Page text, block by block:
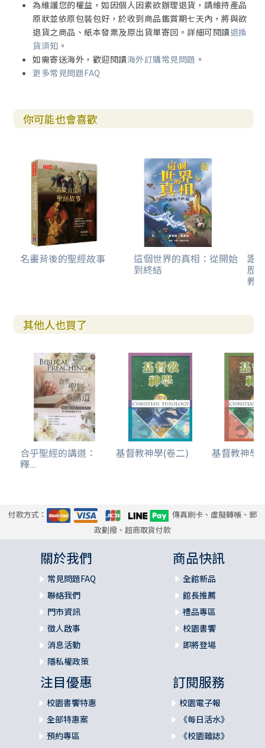
為維護您的權益，如因個人因素欲辦理退貨，請維持產品
原狀並依原包裝包好，於收到商品鑑賞期七天內，將與欲
退貨之商品、紙本發票及原出貨單寄回。詳細可閱讀退換
貨須知 。
如需寄送海外，歡迎閱讀海外訂購常見問題 。
更多常見問題FAQ
你可能也會喜歡
名畫背後的聖經故事 這個世界的真相：從開始
到終結
跟
歷
教
其他人也買了
合乎聖經的講道：
釋...
基督教神學(卷二) 基督教神學
付款方式：
傳真刷卡、虛擬轉帳、郵
政劃撥、超商取貨付款
關於我們
常見問題FAQ
聯絡我們
門市資訊
徵人啟事
消息活動
隱私權政策
商品快訊
全館新品
館長推薦
禮品專區
校園書饗
即將登場
注目優惠
校園書饗特惠
全部特惠案
預約專區
訂閱服務
校園電子報
《每日活水》
《校園雜誌》